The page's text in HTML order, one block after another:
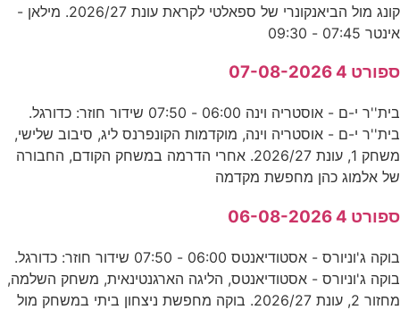
קונג מול הביאנקונרי של ספאלטי לקראת עונת 2026/27. מילאן -
אינטר 07:45 - 09:30
ספורט 4 07-08-2026
בית''ר י-ם - אוסטריה וינה 06:00 - 07:50 שידור חוזר: כדורגל.
בית''ר י-ם - אוסטריה וינה, מוקדמות הקונפרנס ליג, סיבוב שלישי,
משחק 1, עונת 2026/27. אחרי הדרמה במשחק הקודם, החבורה
של אלמוג כהן מחפשת מקדמה
ספורט 4 06-08-2026
בוקה ג'וניורס - אסטודיאנטס 06:00 - 07:50 שידור חוזר: כדורגל.
בוקה ג'וניורס - אסטודיאנטס, הליגה הארגנטינאית, משחק השלמה,
מחזור 2, עונת 2026/27. בוקה מחפשת ניצחון ביתי במשחק מול